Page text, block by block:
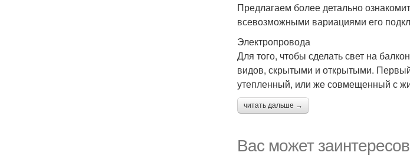
Предлагаем более детально
всевозможными вариациями его
Электропровода
Для того, чтобы сделать свет на
видов, скрытыми и открытыми.
утепленный, или же совмещенный с
читать дальше →
Вас может